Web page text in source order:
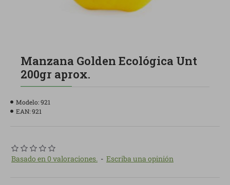
Manzana Golden Ecológica Unt
200gr aprox.
Modelo:921
EAN:921
Basado en 0 valoraciones. - Escriba una opinión